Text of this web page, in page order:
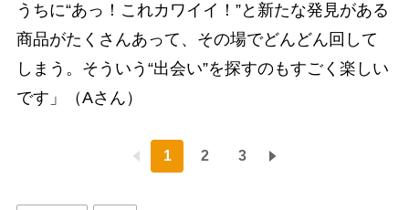
うちに“あっ！これカワイイ！”と新たな発見がある
商品がたくさんあって、その場でどんどん回して
しまう。そういう“出会い”を探すのもすごく楽しい
です」（Aさん）
1 2 3